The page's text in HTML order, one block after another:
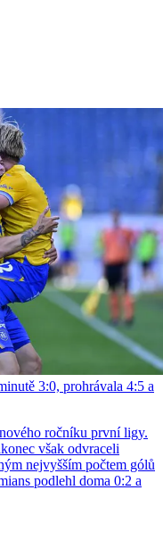
3:0, prohrávala 4:5 a
ročníku první ligy.
však odvraceli
nejvyšším počtem gólů
podlehl doma 0:2 a